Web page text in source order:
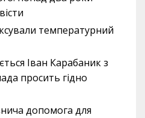
температурний
Іван Карабаник з
просить гідно
допомога для